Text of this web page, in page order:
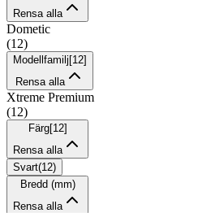
Rensa alla
Dometic
(12)
Modellfamilj [12]
Rensa alla
Xtreme Premium
(12)
Färg[12]
Rensa alla
Svart(12)
Bredd (mm)
Rensa alla